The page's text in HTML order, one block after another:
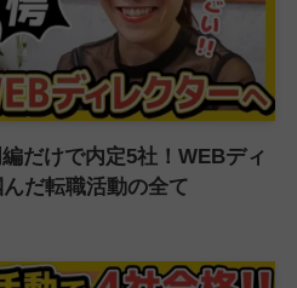
だけで内定5社！WEBディ
だ転職活動の全て